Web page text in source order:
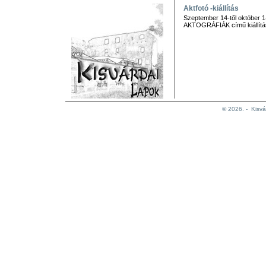
Aktfotó -kiállítás
Szeptember 14-től október
AKTOGRÁFIÁK című
© 2026. -